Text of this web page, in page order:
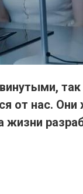
так
от нас.